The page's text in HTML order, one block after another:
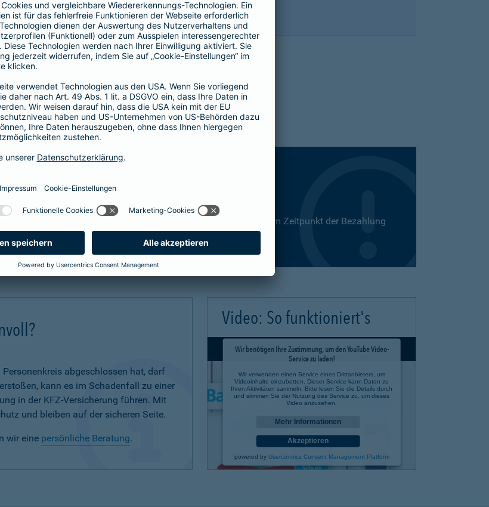
1, 2 oder 3 Tage bzw.
1, 2 oder 3 Wochen
und direkt abschließen
ab wann Ihr Xtra-Fahrer-Schutz gültig ist. Dies kann zum Zeitpunkt der Bezahlung
abgeschlossen hat, darf
kann es im Schadenfall zu einer
in der KFZ-Versicherung führen. Mit
und bleiben auf der sicheren Seite.
wir eine persönliche Beratung.
Video: So funktioniert's
Wir benötigen Ihre Zustimmung, um den YouTube Video-
Service zu laden!
Wir verwenden einen Service eines Drittanbieters, um
Videoinhalte einzubetten. Dieser Service kann Daten zu
Ihren Aktivitäten sammeln. Bitte lesen Sie die Details durch
und stimmen Sie der Nutzung des Service zu, um dieses
Video anzusehen.
Mehr Informationen
Akzeptieren
powered by Usercentrics Consent Management Platform